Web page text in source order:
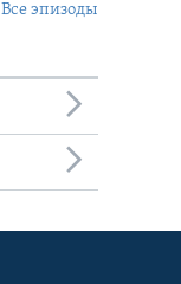
Все эпизоды